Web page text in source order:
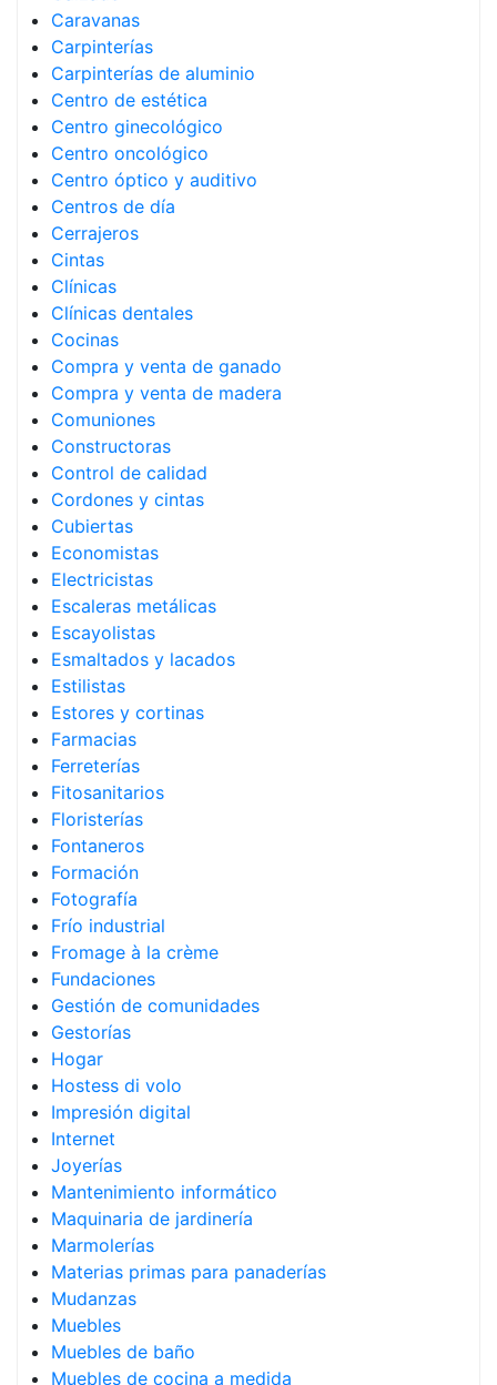
Caravanas
Carpinterías
Carpinterías de aluminio
Centro de estética
Centro ginecológico
Centro oncológico
Centro óptico y auditivo
Centros de día
Cerrajeros
Cintas
Clínicas
Clínicas dentales
Cocinas
Compra y venta de ganado
Compra y venta de madera
Comuniones
Constructoras
Control de calidad
Cordones y cintas
Cubiertas
Economistas
Electricistas
Escaleras metálicas
Escayolistas
Esmaltados y lacados
Estilistas
Estores y cortinas
Farmacias
Ferreterías
Fitosanitarios
Floristerías
Fontaneros
Formación
Fotografía
Frío industrial
Fromage à la crème
Fundaciones
Gestión de comunidades
Gestorías
Hogar
Hostess di volo
Impresión digital
Internet
Joyerías
Mantenimiento informático
Maquinaria de jardinería
Marmolerías
Materias primas para panaderías
Mudanzas
Muebles
Muebles de baño
Muebles de cocina a medida